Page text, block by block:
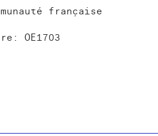
française
OE1703